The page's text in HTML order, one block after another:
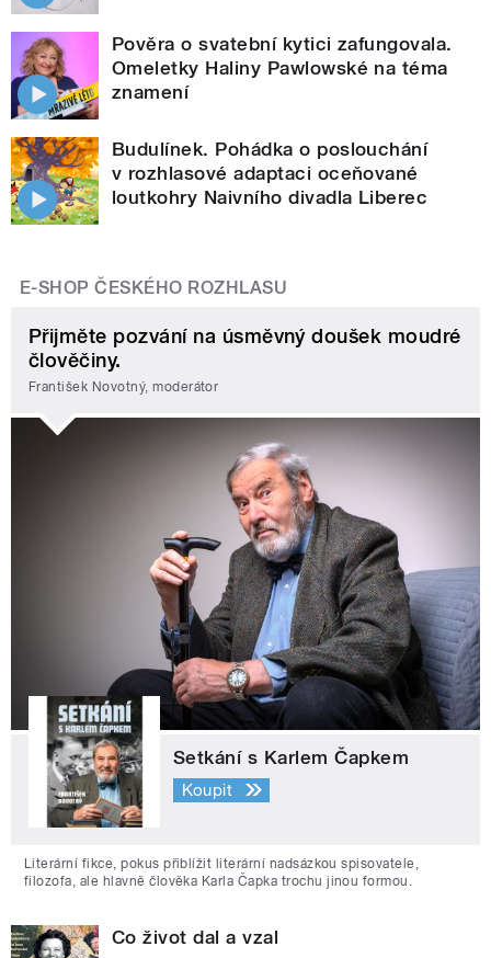
Pověra o svatební kytici zafungovala.
Omeletky Haliny Pawlowské na téma
znamení
Budulínek. Pohádka o poslouchání
v rozhlasové adaptaci oceňované
loutkohry Naivního divadla Liberec
E-SHOP ČESKÉHO ROZHLASU
Přijměte pozvání na úsměvný doušek moudré
člověčiny.
František Novotný, moderátor
Setkání s Karlem Čapkem
Koupit
Literární fikce, pokus přiblížit literární nadsázkou spisovatele,
filozofa, ale hlavně člověka Karla Čapka trochu jinou formou.
Co život dal a vzal